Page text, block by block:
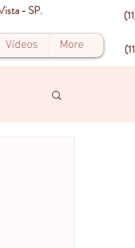
- SP.
Vídeos More